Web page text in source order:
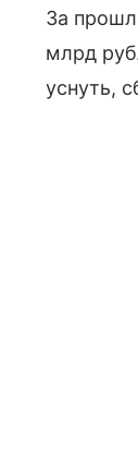
За
млрд
уснуть,